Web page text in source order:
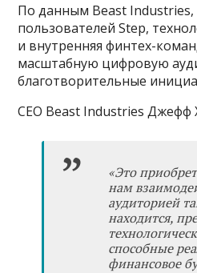
По данным Beast Industries,
пользователей Step,
и внутренняя финтех-
масштабную цифровую
благотворительные
CEO Beast Industries Джефф
«Это
нам
аудиторией
находится,
способные
финансовое